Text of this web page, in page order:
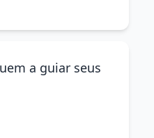
a guiar seus